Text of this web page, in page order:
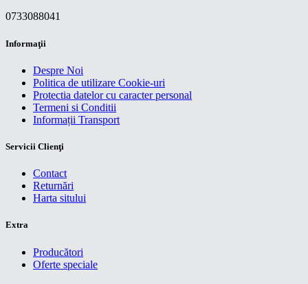
0733088041
Informaţii
Despre Noi
Politica de utilizare Cookie-uri
Protectia datelor cu caracter personal
Termeni si Conditii
Informații Transport
Servicii Clienţi
Contact
Returnări
Harta sitului
Extra
Producători
Oferte speciale